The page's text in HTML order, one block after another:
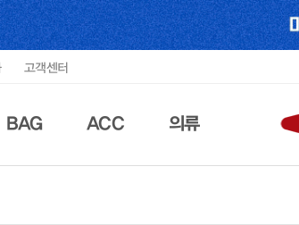
고객센터
BAG ACC 의류